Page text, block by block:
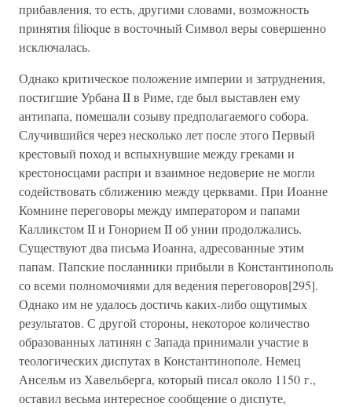
прибавления, то есть, другими словами, возможность
принятия filioque в восточный Символ веры совершенно
исключалась.
Однако критическое положение империи и затруднения,
постигшие Урбана II в Риме, где был выставлен ему
антипапа, помешали созыву предполагаемого собора.
Случившийся через несколько лет после этого Первый
крестовый поход и вспыхнувшие между греками и
крестоносцами распри и взаимное недоверие не могли
содействовать сближению между церквами. При Иоанне
Комнине переговоры между императором и папами
Калликстом II и Гонорием II об унии продолжались.
Существуют два письма Иоанна, адресованные этим
папам. Папские посланники прибыли в Константинополь
со всеми полномочиями для ведения переговоров[295].
Однако им не удалось достичь каких-либо ощутимых
результатов. С другой стороны, некоторое количество
образованных латинян с Запада принимали участие в
теологических диспутах в Константинополе. Немец
Ансельм из Хавельберга, который писал около 1150 г.,
оставил весьма интересное сообщение о диспуте,